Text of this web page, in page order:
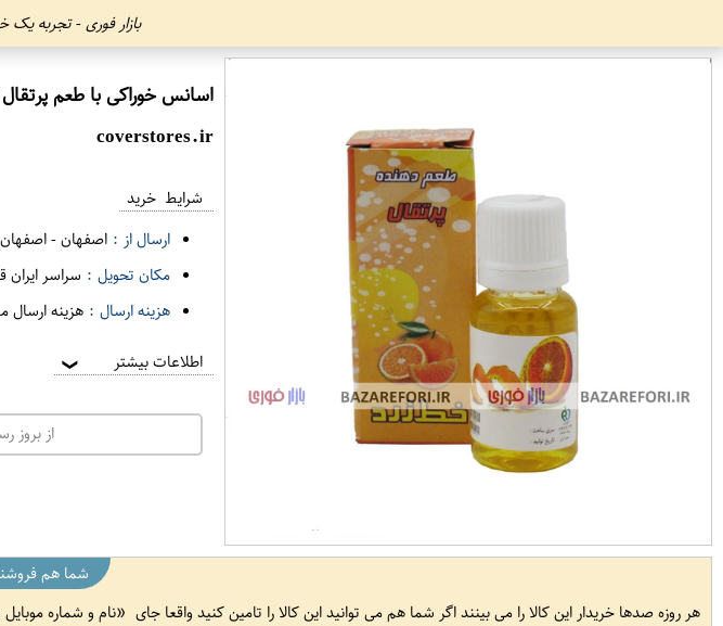
بازار فوری - تجربه
اسانس خوراکی با طعم پرتقال بسته 50
coverstores.ir
شرایط خرید
ارسال از : اصفهان-اصفهان
مکان تحویل : سراسر
هزینه ارسال : هزینه ارسال
اطلاعات بیشتر ❯
از بروز
شما هم
هر روزه صدها خریدار این کالا را می بینند اگر شما هم می توانید این کالا را تامین کنید واقعا جای
نام و شماره